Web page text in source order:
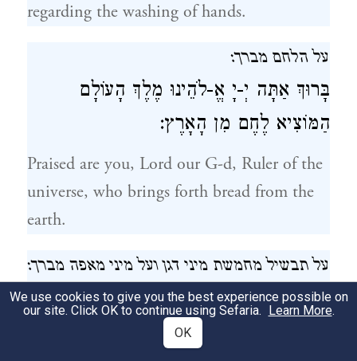
regarding the washing of hands.
על הלחם מברך:
בָּרוּךְ אַתָּה יְ‑יָ אֱ‑לֹהֵינוּ מֶלֶךְ הָעוֹלָם
הַמּוֹצִיא לֶחֶם מִן הָאָרֶץ:
Praised are you, Lord our G-d, Ruler of the
universe, who brings forth bread from the
earth.
על תבשיל מחמשת מיני דגן ועל מיני מאפה מברך:
בָּרוּךְ אַתָּה יְ‑יָ אֱ‑לֹהֵינוּ מֶלֶךְ הָעוֹלָם בּוֹרֵא
We use cookies to give you the best experience possible on
our site. Click OK to continue using Sefaria. Learn More.
OK